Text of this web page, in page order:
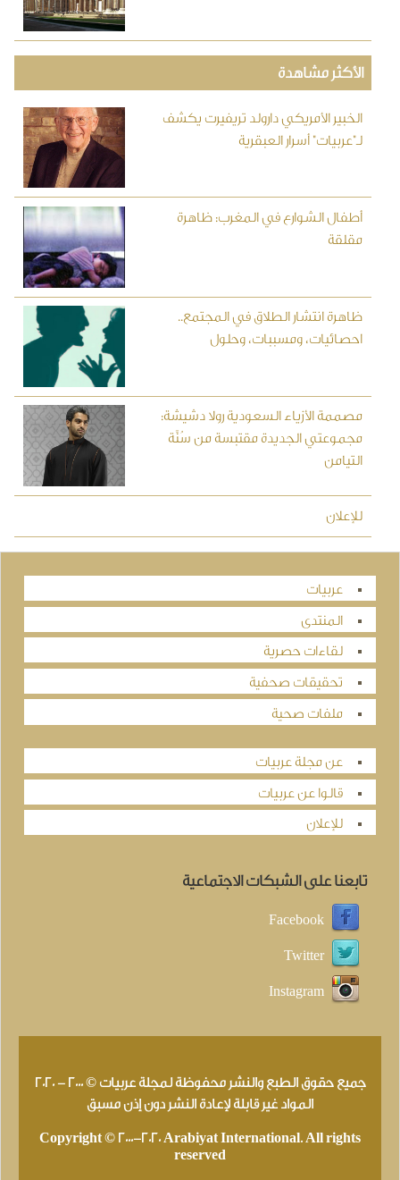
الأكثر مشاهدة
الخبير الأمريكي دارولد تريفيرت يكشف
لـ"عربيات" أسرار العبقرية
أطفال الشوارع في المغرب: ظاهرة
مقلقة
ظاهرة انتشار الطلاق في المجتمع..
احصائيات، ومسببات، وحلول
مصممة الأزياء السعودية رولا دشيشة:
مجموعتي الجديدة مقتبسة من سُنَّة
التيامن
للإعلان
عربيات
المنتدى
لقاءات حصرية
تحقيقات صحفية
ملفات صحية
عن مجلة عربيات
قالوا عن عربيات
للإعلان
تابعنا على الشبكات الاجتماعية
Facebook
Twitter
Instagram
جميع حقوق الطبع والنشر محفوظة لمجلة عربيات © 2000 - 2020
المواد غير قابلة لإعادة النشر دون إذن مسبق
Copyright © 2000-2020 Arabiyat International. All rights
reserved